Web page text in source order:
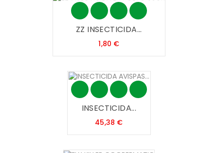
ZZ INSECTICIDA...
1,80 €Precio
INSECTICIDA...
45,38 €Precio